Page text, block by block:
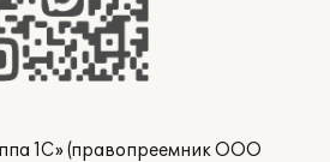
1С» (правопреемник ООО